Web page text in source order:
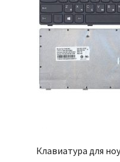
Клавиатура для